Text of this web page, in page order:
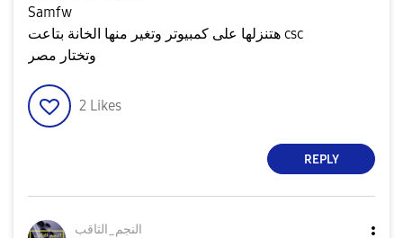
Samfw
هتنزلها على كمبيوتر وتغير منها الخانة بتاعت csc
وتختار مصر
2 Likes
REPLY
النجم_الثاقب